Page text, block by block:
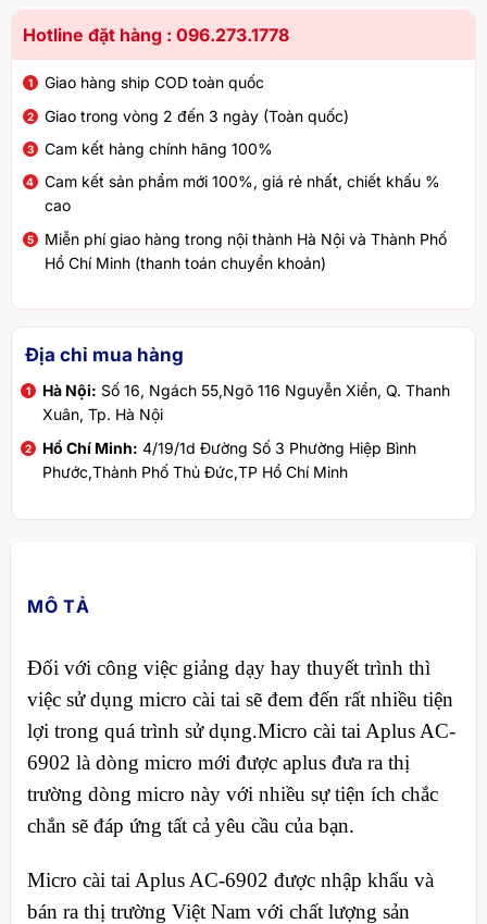
Hotline đặt hàng : 096.273.1778
Giao hàng ship COD toàn quốc
Giao trong vòng 2 đến 3 ngày (Toàn quốc)
Cam kết hàng chính hãng 100%
Cam kết sản phẩm mới 100%, giá rẻ nhất, chiết khấu %
cao
Miễn phí giao hàng trong nội thành Hà Nội và Thành Phố
Hồ Chí Minh (thanh toán chuyển khoản)
Địa chỉ mua hàng
Hà Nội: Số 16, Ngách 55,Ngõ 116 Nguyễn Xiển, Q. Thanh
Xuân, Tp. Hà Nội
Hồ Chí Minh: 4/19/1d Đường Số 3 Phường Hiệp Bình
Phước,Thành Phố Thủ Đức,TP Hồ Chí Minh
MÔ TẢ
Đối với công việc giảng dạy hay thuyết trình thì
việc sử dụng micro cài tai sẽ đem đến rất nhiều tiện
lợi trong quá trình sử dụng.Micro cài tai Aplus AC-
6902 là dòng micro mới được aplus đưa ra thị
trường dòng micro này với nhiều sự tiện ích chắc
chắn sẽ đáp ứng tất cả yêu cầu của bạn.
Micro cài tai Aplus AC-6902 được nhập khẩu và
bán ra thị trường Việt Nam với chất lượng sản